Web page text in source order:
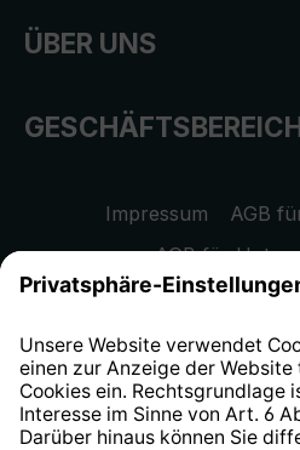
ÜBER UNS
Impressum
AGB
AGB für
Datenschutzhinweis